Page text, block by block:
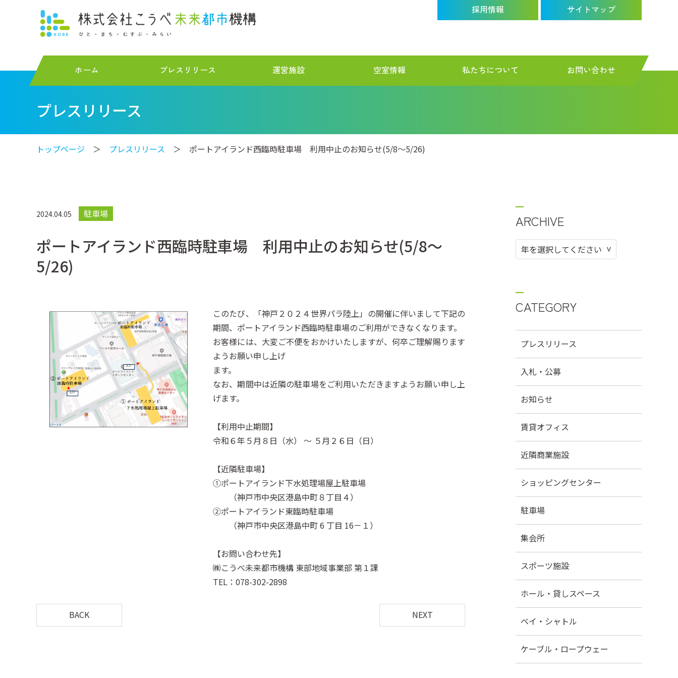
採用情報 サイトマップ
ホーム プレスリリース 運営施設 空室情報 私たちについて お問い合わせ
プレスリリース
トップページ ＞ プレスリリース ＞ ポートアイランド西臨時駐車場 利用中止のお知らせ(5/8～5/26)
2024.04.05 駐車場
ポートアイランド西臨時駐車場 利用中止のお知らせ(5/8～
5/26)
このたび、「神戸２０２４世界パラ陸上」の開催に伴いまして下記の
期間、ポートアイランド西臨時駐車場のご利用ができなくなります。
お客様には、大変ご不便をおかけいたしますが、何卒ご理解賜ります
ようお願い申し上げ
ます。
なお、期間中は近隣の駐車場をご利用いただきますようお願い申し上
げます。
【利用中止期間】
令和６年５月８日（水） ～ ５月２６日（日）
【近隣駐車場】
①ポートアイランド下水処理場屋上駐車場
（神戸市中央区港島中町８丁目４）
②ポートアイランド東臨時駐車場
（神戸市中央区港島中町 6 丁目 16－１）
【お問い合わせ先】
㈱こうべ未来都市機構 東部地域事業部 第１課
TEL：078-302-2898
BACK NEXT
ARCHIVE
CATEGORY
プレスリリース
入札・公募
お知らせ
賃貸オフィス
近隣商業施設
ショッピングセンター
駐車場
集会所
スポーツ施設
ホール・貸しスペース
ベイ・シャトル
ケーブル・ロープウェー